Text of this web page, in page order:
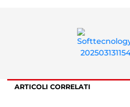
ARTICOLI CORRELATI